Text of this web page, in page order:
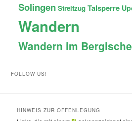
Solingen Streifzug Talsperre
Wandern
Wandern im
FOLLOW US!
HINWEIS ZUR OFFENLEGUNG